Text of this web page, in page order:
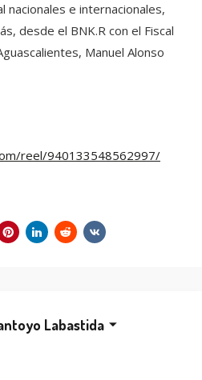
e internacionales,
desde el BNK.R con el Fiscal
Manuel Alonso
reel/940133548562997/
Labastida